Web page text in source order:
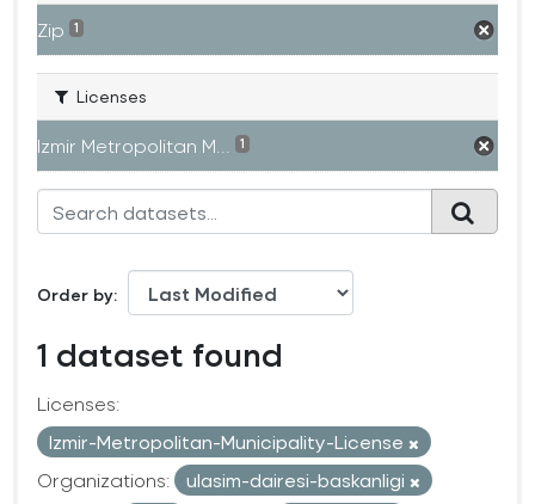
Zip 1
Licenses
Izmir Metropolitan M... 1
Order by
1 dataset found
Licenses:
Izmir-Metropolitan-Municipality-License
Organizations:
ulasim-dairesi-baskanligi